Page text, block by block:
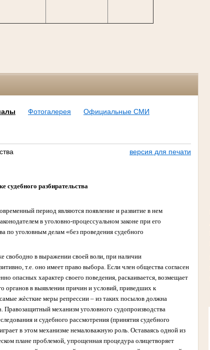
Фотогалерея
Официальные СМИ
версия для печати
судебного разбирательства
период являются появление и развитие в нем
в уголовно-процессуальном законе при его
по уголовным делам «без проведения судебного
свободно в выражении своей воли, при наличии
т.е. оно имеет право выбора. Если член общества согласен
опасных характер своего поведения, раскаивается, возмещает
органов в выявлении причин и условий, приведших к
жѐсткие меры репрессии – из таких посылов должна
Правозащитный механизм уголовного судопроизводства
и судебного рассмотрения (принятия судебного
в этом механизме немаловажную роль. Оставаясь одной из
плане проблемой, упрощенная процедура олицетворяет